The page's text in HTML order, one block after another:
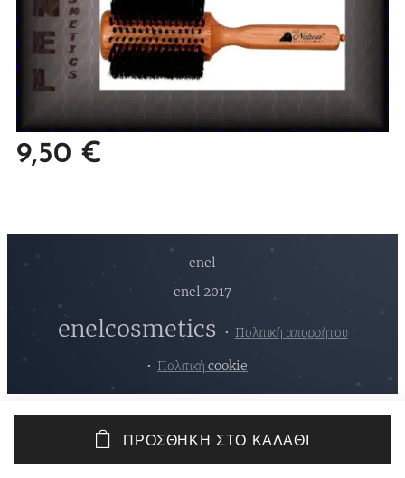
9,50 €
ΠΡΟΣΘΉΚΗ ΣΤΟ ΚΑΛΆΘΙ
enel
enel 2017
enelcosmetics Πολιτική απορρήτου
Πολιτική cookie